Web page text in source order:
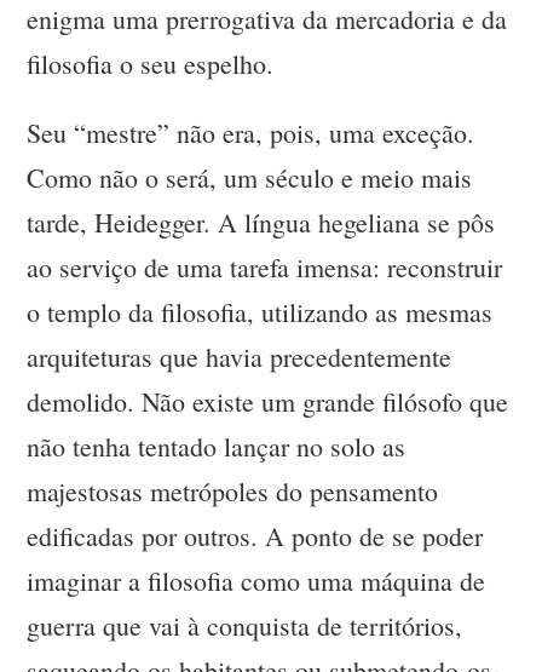
enigma uma prerrogativa da mercadoria e da
filosofia o seu espelho.
Seu “mestre” não era, pois, uma exceção.
Como não o será, um século e meio mais
tarde, Heidegger. A língua hegeliana se pôs
ao serviço de uma tarefa imensa: reconstruir
o templo da filosofia, utilizando as mesmas
arquiteturas que havia precedentemente
demolido. Não existe um grande filósofo que
não tenha tentado lançar no solo as
majestosas metrópoles do pensamento
edificadas por outros. A ponto de se poder
imaginar a filosofia como uma máquina de
guerra que vai à conquista de territórios,